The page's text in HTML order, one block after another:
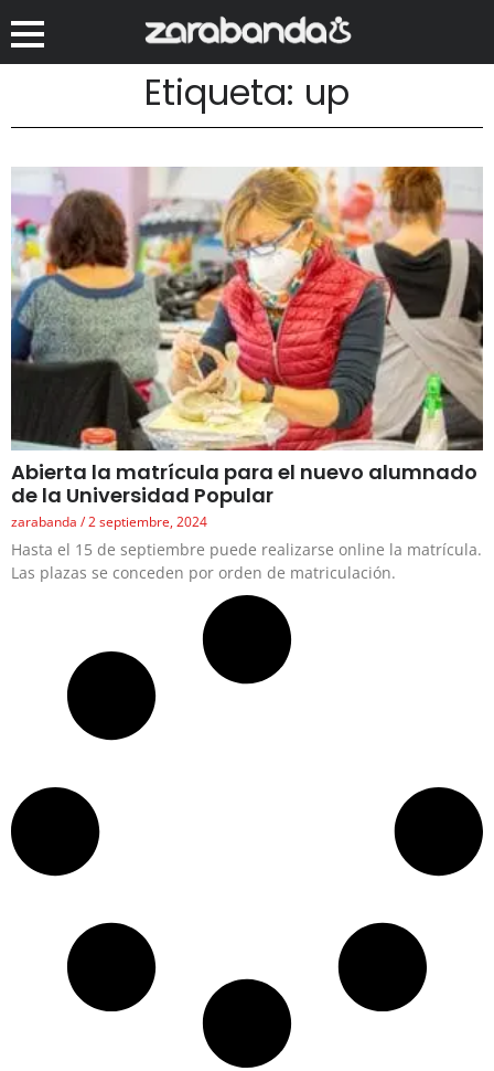
Etiqueta: up
Abierta la matrícula para el nuevo alumnado
de la Universidad Popular
zarabanda 2 septiembre, 2024
Hasta el 15 de septiembre puede realizarse online la matrícula.
Las plazas se conceden por orden de matriculación.